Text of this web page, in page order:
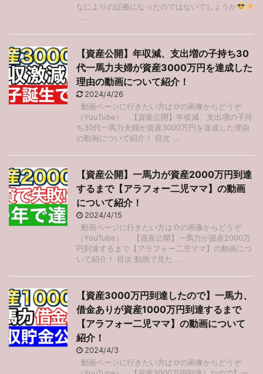
なによりの証拠になったのではないでしょうか
...
【資産公開】年収減、支出増の子持ち30
代一馬力夫婦が資産3000万円を達成した
理由の動画について紹介！
2024/4/26
動画ページに行きたい方は⇧の画像からどうぞ
（YouTube） 【資産公開】年収減、支出増の子持
ち30代一馬力夫婦が資産3000万円を達成した理由
の動画について紹介！ 目次 ...
【資産公開】一馬力が資産2000万円到達
するまで【アラフォー二児ママ】の動画
について紹介！
2024/4/15
動画ページに行きたい方は⇧の画像からどうぞ
（YouTube） 【資産公開】一馬力が資産2000万
円到達するまで【アラフォー二児ママ】の動画につ
いて紹介！ 目次 動画で見た ...
【資産3000万円到達したので】一馬力、
借金ありが資産1000万円到達するまで
【アラフォー二児ママ】の動画について
紹介！
2024/4/3
動画ページに行きたい方は⇧の画像からどうぞ